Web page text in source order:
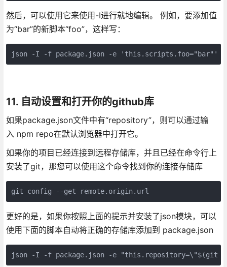
然后，可以使用它来使用-I进行就地编辑。 例如，要添加值
为“bar”的新脚本“foo”，这样写：
json -I -f package.json -e 'this.scripts.foo="bar"'
11. 自动设置和打开你的github库
如果package.json文件中有“repository”，则可以通过输
入 npm repo在默认浏览器中打开它。
如果你的项目已经连接到远程存储库，并且已经在命令行上
安装了git，那您可以使用这个命令找到你的连接存储库
更好的是，如果你按照上面的提示并安装了json模块，可以
使用下面的脚本自动将正确的存储库添加到 package.json
json -I -f package.json -e "this.repository=\"$(git